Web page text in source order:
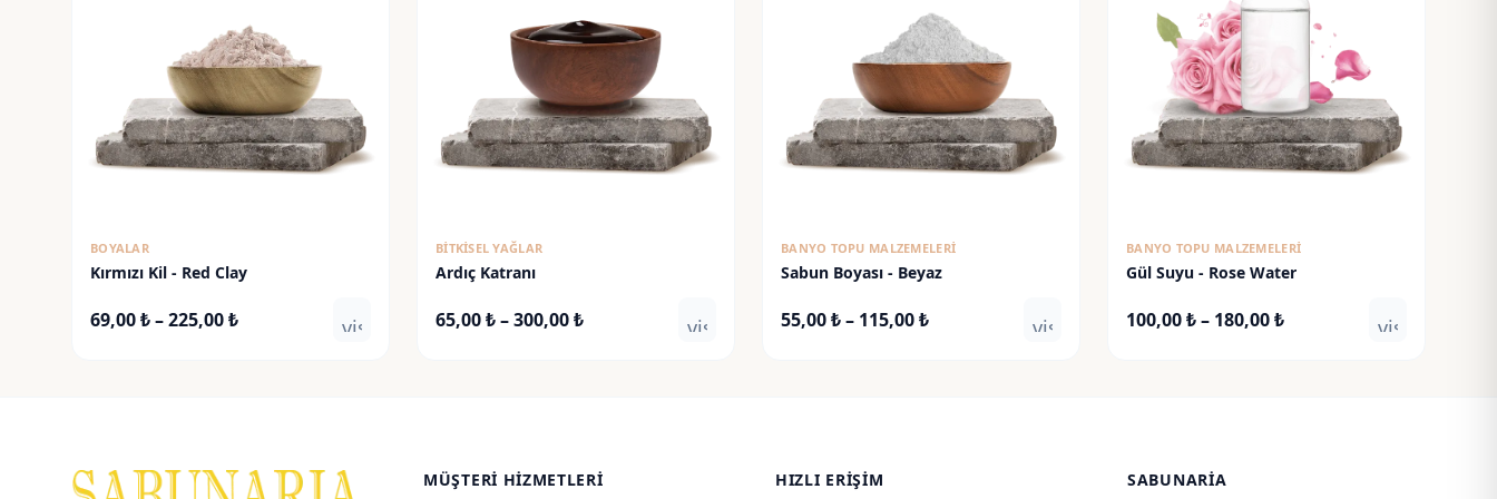
BOYALAR
Kırmızı Kil - Red Clay
69,00₺–225,00₺Fiyat
visibility
BITKISEL YAĞLAR
Ardıç Katranı
65,00₺–300,00₺Fiyat
visibility
BANYO TOPU MALZEMELERI
Sabun Boyası - Beyaz
55,00₺– 115,00₺Fiyat
visibility
BANYO TOPU MALZEMELERI
Gül Suyu - Rose Water
100,00₺– 180,00₺Fiyat
visibility
MÜŞTERI HIZMETLERI HIZLI ERIŞIM SABUNARIA